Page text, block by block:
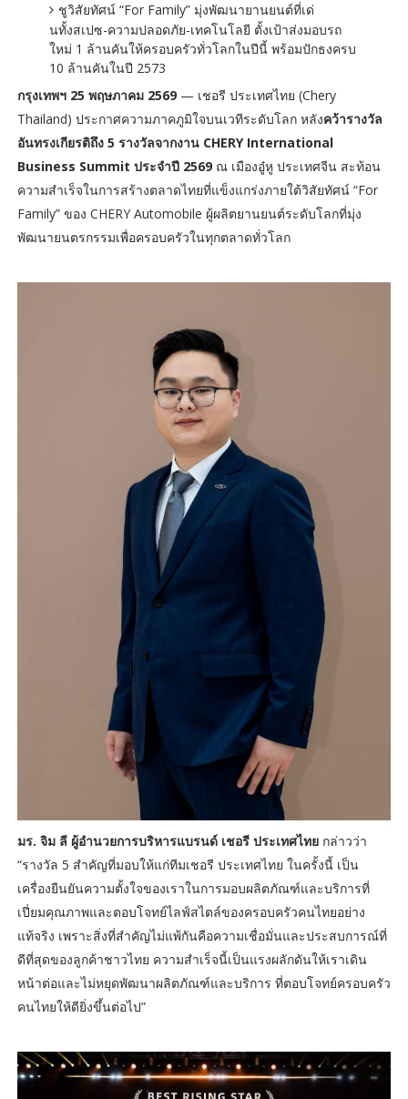
ชูวิสัยทัศน์ “For Family” มุ่งพัฒนายานยนต์ที่เด่
นทั้งสเปซ-ความปลอดภัย-เทคโนโลยี ตั้งเป้าส่งมอบรถ
ใหม่ 1 ล้านคันให้ครอบครัวทั่วโลกในปีนี้ พร้อมปักธงครบ
10 ล้านคันในปี 2573
กรุงเทพฯ 25 พฤษภาคม 2569— เชอรี ประเทศไทย (Chery
Thailand) ประกาศความภาคภูมิใจบนเวทีระดับโลก หลังคว้ารางวัล
อันทรงเกียรติถึง 5 รางวัลจากงาน CHERY International
Business Summit ประจำปี 2569 ณ เมืองอู๋หู ประเทศจีน สะท้อน
ความสำเร็จในการสร้างตลาดไทยที่แข็งแกร่งภายใต้วิสัยทัศน์ “For
Family” ของ CHERY Automobile ผู้ผลิตยานยนต์ระดับโลกที่มุ่ง
พัฒนายนตรกรรมเพื่อครอบครัวในทุกตลาดทั่วโลก
มร. จิม ลี ผู้อำนวยการบริหารแบรนด์ เชอรี ประเทศไทย กล่าวว่า
“รางวัล 5 สำคัญที่มอบให้แก่ทีมเชอรี ประเทศไทย ในครั้งนี้ เป็น
เครื่องยืนยันความตั้งใจของเราในการมอบผลิตภัณฑ์และบริการที่
เปี่ยมคุณภาพและตอบโจทย์ไลฟ์สไตล์ของครอบครัวคนไทยอย่าง
แท้จริง เพราะสิ่งที่สำคัญไม่แพ้กันคือความเชื่อมั่นและประสบการณ์ที่
ดีที่สุดของลูกค้าชาวไทย ความสำเร็จนี้เป็นแรงผลักดันให้เราเดิน
หน้าต่อและไม่หยุดพัฒนาผลิตภัณฑ์และบริการ ที่ตอบโจทย์ครอบครัว
คนไทยให้ดียิ่งขึ้นต่อไป”